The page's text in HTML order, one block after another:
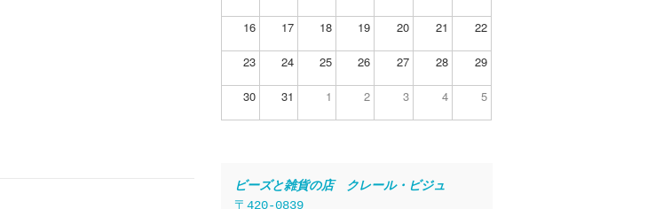
16 17 18 19 20 21 22
23 24 25 26 27 28 29
30 31 1 2 3 4 5
ビーズと雑貨の店　クレール・ビジュ
〒420-0839